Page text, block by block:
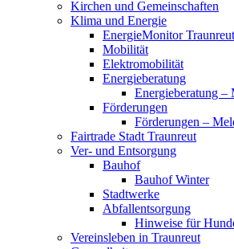
Kirchen und Gemeinschaften
Klima und Energie
EnergieMonitor Traunreut
Mobilität
Elektromobilität
Energieberatung
Energieberatung –
Förderungen
Förderungen –
Fairtrade Stadt Traunreut
Ver- und Entsorgung
Bauhof
Bauhof Winter
Stadtwerke
Abfallentsorgung
Hinweise für
Vereinsleben in Traunreut